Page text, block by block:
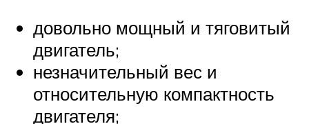
довольно мощный и тяговитый
двигатель;
незначительный вес и
относительную компактность
двигателя;